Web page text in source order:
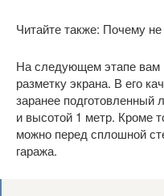
Читайте также: Почему
На следующем этапе вам
разметку экрана. В его
заранее
и высотой 1 метр. Кроме
можно перед сплошной
гаража.